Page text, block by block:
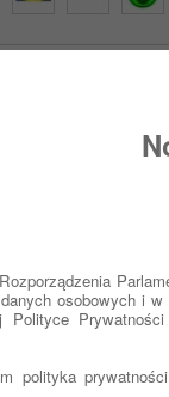
osobowych i
polityka